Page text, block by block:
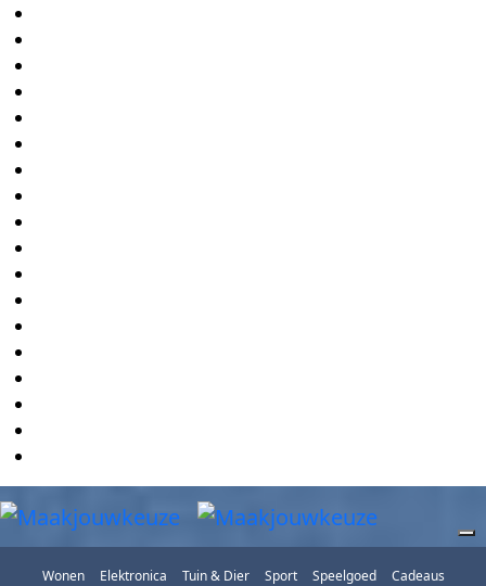
Wonen Elektronica Tuin & Dier Sport Speelgoed Cadeaus